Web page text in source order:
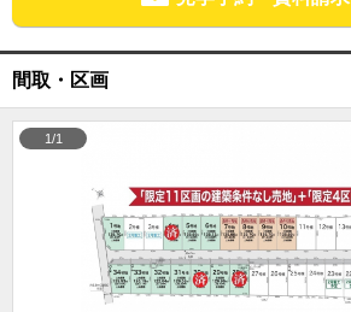
間取・区画
1/1
内房エリアのマンション
内房エリアの土地
東京全域エリア
東京全域エリアの中古一戸建
東京全域エリアのマンション
神奈川全域エリア
神奈川全域エリアの新築一戸建
神奈川全域エリアの中古一戸建
神奈川全域エリアのマンション
神奈川全域エリアの土地